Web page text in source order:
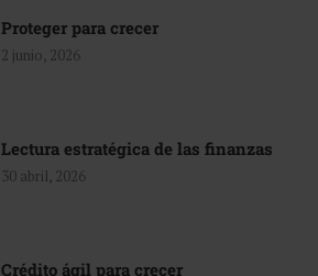
Proteger para crecer
2 junio, 2026
Lectura estratégica de las finanzas
30 abril, 2026
Crédito ágil para crecer